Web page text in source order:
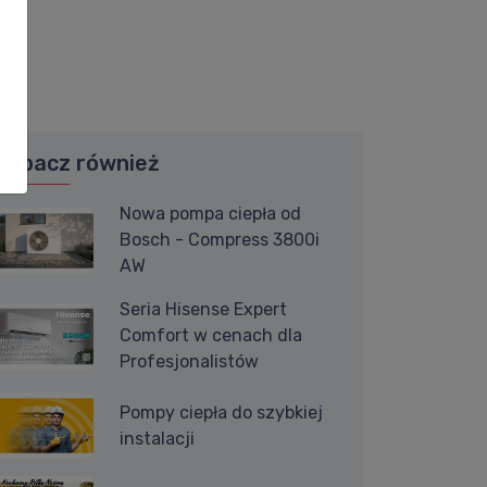
Zobacz również
Nowa pompa ciepła od
Bosch - Compress 3800i
AW
Seria Hisense Expert
Comfort w cenach dla
Profesjonalistów
Pompy ciepła do szybkiej
instalacji